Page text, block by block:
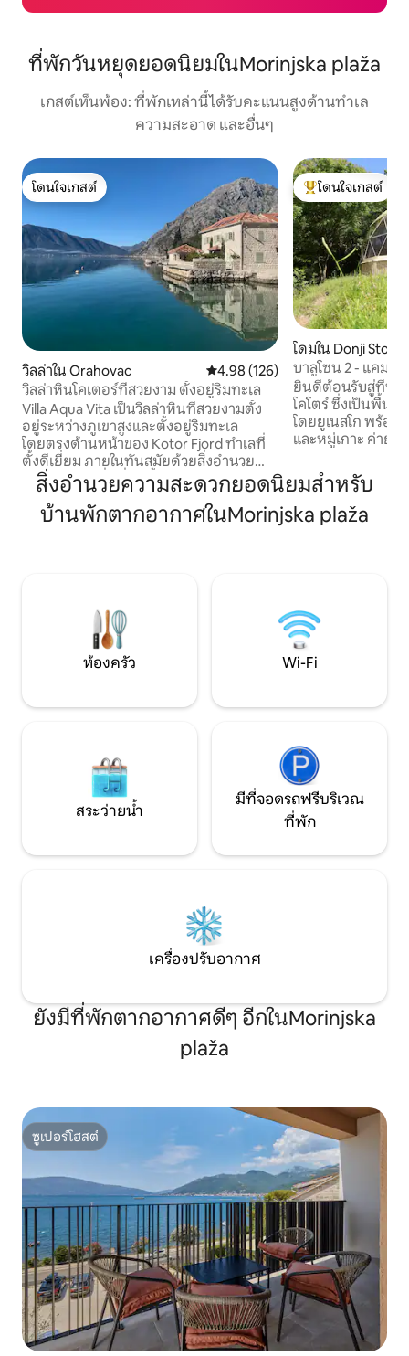
ที่พักวันหยุดยอดนิยมในMorinjska plaža
เกสต์เห็นพ้อง: ที่พักเหล่านี้ได้รับคะแนนสูงด้านทำเล
ความสะอาด และอื่นๆ
โดนใจเกสต์
โดนใจเกสต์
วิลล่าใน Orahovac คะแนนเฉลี่ย 4.98 จาก 5, 126 รีวิว
4.98 (126)
วิลล่าหินโคเตอร์ที่สวยงาม ตั้งอยู่ริมทะเล
Villa Aqua Vita เป็นวิลล่าหินที่สวยงามตั้ง
อยู่ระหว่างภูเขาสูงและตั้งอยู่ริมทะเล
โดยตรงด้านหน้าของ Kotor Fjord ทำเลที่
ตั้งดีเยี่ยม ภายในทันสมัยด้วยสิ่งอำนวย
ความสะดวกที่ดีที่สุดทั้งสำหรับการเข้าพัก
ระยะสั้นและการทำงานทางไกล เครื่อง
ทำความร้อน/เครื่องปรับอากาศ มีห้องสวีท
โดนใจเกสต์ที่สุด
โดนใจเกสต์
โดมใน Donji Stoliv
บาลูโซน 2 - แคมป์
ยินดีต้อนรับสู่ที่พักแ
โคโตร์ ซึ่งเป็นพื้น
โดยยูเนสโก พร้อม
และหมู่เกาะ ค่าย
บริสุทธิ์ และบรรย
เพลิดเพลินกับเสน่
ต้องสละความสะด
ของโกตอร์ และสร้
สิ่งอำนวยความสะดวกยอดนิยมสำหรับ
บ้านพักตากอากาศในMorinjska plaža
ห้องครัว Wi-Fi
สระว่ายน้ำ
มีที่จอดรถฟรีบริเวณ
ที่พัก
เครื่องปรับอากาศ
ยังมีที่พักตากอากาศดีๆ อีกในMorinjska
plaža
ซูเปอร์โฮสต์
ซูเปอร์โฮสต์